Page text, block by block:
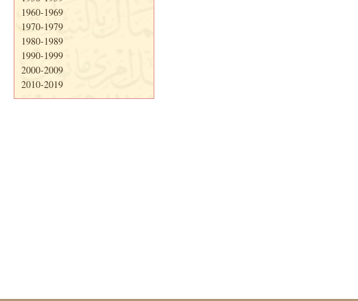
1960-1969
1970-1979
1980-1989
1990-1999
2000-2009
2010-2019